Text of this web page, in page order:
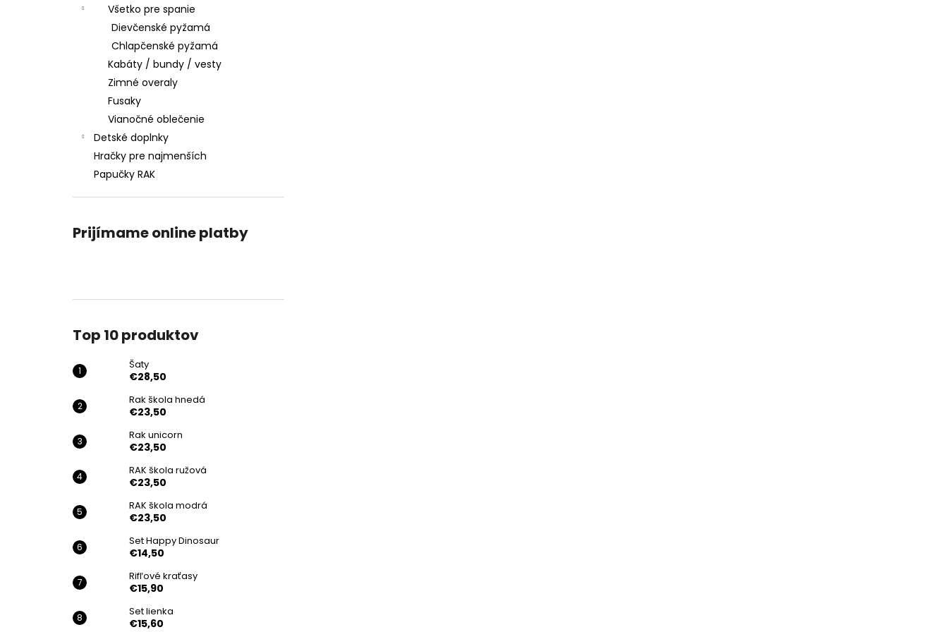
Všetko pre spanie
Dievčenské pyžamá
Chlapčenské pyžamá
Kabáty / bundy / vesty
Zimné overaly
Fusaky
Vianočné oblečenie
Detské doplnky
Hračky pre najmenších
Papučky RAK
Prijímame online platby
Top 10 produktov
Šaty
€28,50
Rak škola hnedá
€23,50
Rak unicorn
€23,50
RAK škola ružová
€23,50
RAK škola modrá
€23,50
Set Happy Dinosaur
€14,50
Rifľové kraťasy
€15,90
Set lienka
€15,60